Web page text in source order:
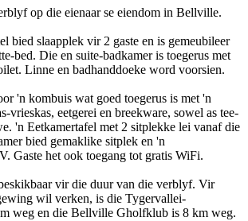
op die eienaar se eiendom in Bellville.
bied slaapplek vir 2 gaste en is gemeubileer
bed. Die en suite-badkamer is toegerus met
Linne en badhanddoeke word voorsien.
'n kombuis wat goed toegerus is met 'n
vrieskas, eetgerei en breekware, sowel as tee-
'n Eetkamertafel met 2 sitplekke lei vanaf die
bied gemaklike sitplek en 'n
Gaste het ook toegang tot gratis WiFi.
vir die duur van die verblyf. Vir
wil verken, is die Tygervallei-
weg en die Bellville Gholfklub is 8 km weg.